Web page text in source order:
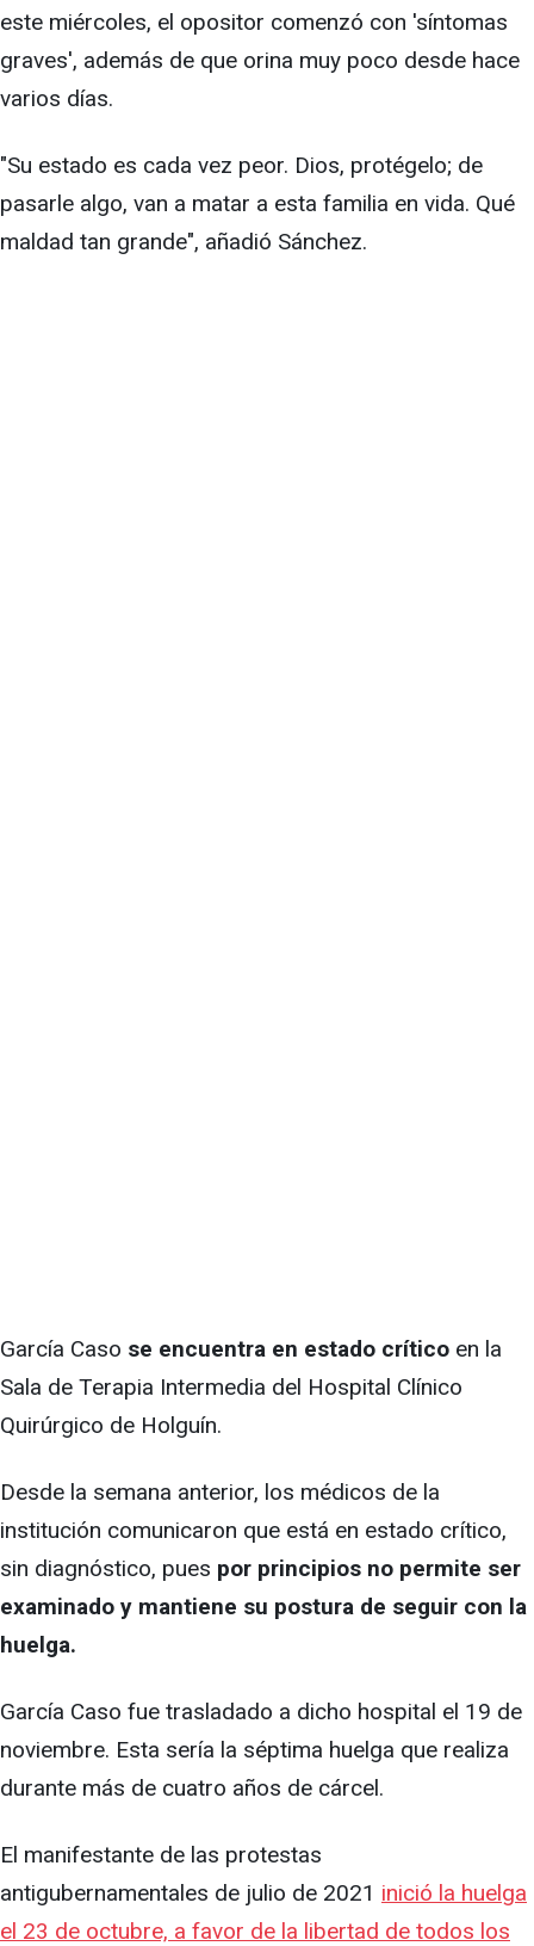
este miércoles, el opositor comenzó con 'síntomas
graves', además de que orina muy poco desde hace
varios días.
"Su estado es cada vez peor. Dios, protégelo; de
pasarle algo, van a matar a esta familia en vida. Qué
maldad tan grande", añadió Sánchez.
García Caso se encuentra en estado crítico en la
Sala de Terapia Intermedia del Hospital Clínico
Quirúrgico de Holguín.
Desde la semana anterior, los médicos de la
institución comunicaron que está en estado crítico,
sin diagnóstico, pues por principios no permite ser
examinado y mantiene su postura de seguir con la
huelga.
García Caso fue trasladado a dicho hospital el 19 de
noviembre. Esta sería la séptima huelga que realiza
durante más de cuatro años de cárcel.
El manifestante de las protestas
antigubernamentales de julio de 2021 inició la huelga
el 23 de octubre, a favor de la libertad de todos los